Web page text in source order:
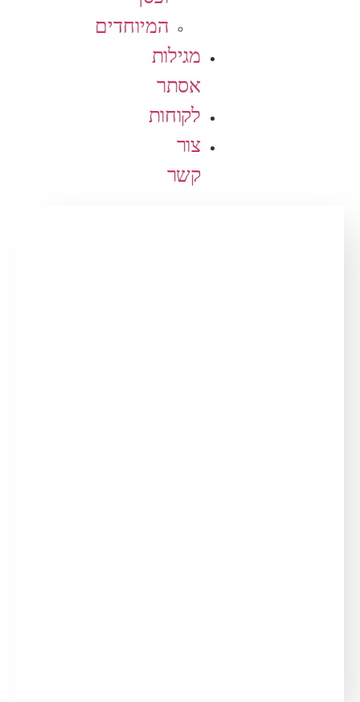
המיוחדים
מגילות
אסתר
לקוחות
צור
קשר